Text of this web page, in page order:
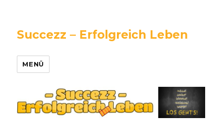
Succezz – Erfolgreich Leben
MENÜ